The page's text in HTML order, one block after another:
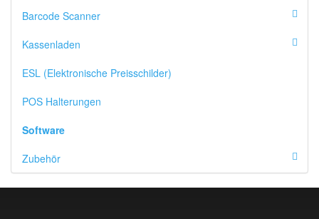
Barcode Scanner
Kassenladen
ESL (Elektronische Preisschilder)
POS Halterungen
Software
Zubehör